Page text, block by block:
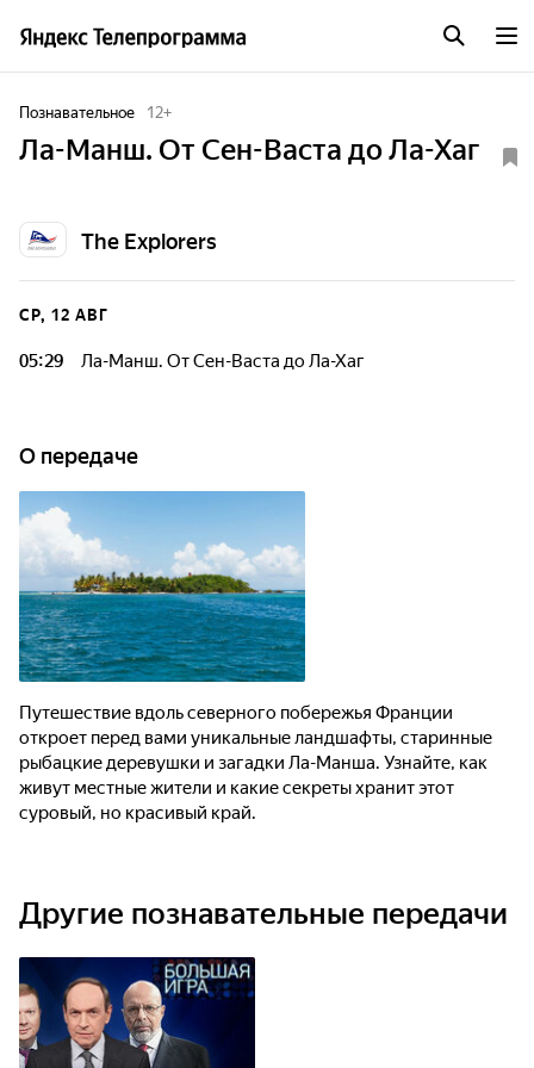
Познавательное 12+
Ла-Манш. От Сен-Васта до Ла-Хаг
The Explorers
СР, 12 АВГ
05:29 Ла-Манш. От Сен-Васта до Ла-Хаг
О передаче
Путешествие вдоль северного побережья Франции
откроет перед вами уникальные ландшафты, старинные
рыбацкие деревушки и загадки Ла-Манша. Узнайте, как
живут местные жители и какие секреты хранит этот
суровый, но красивый край.
Другие познавательные передачи